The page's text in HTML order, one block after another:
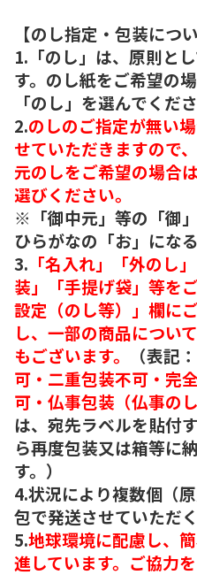
【のし指定・包装につい
1.「のし」は、原則と
す。のし紙をご希望の
「のし」を選んでくださ
2.のしのご指定が無い
せていただきますので
元のしをご希望の場合
選びください。
※「御中元」等の「御
ひらがなの「お」にな
3. 「名入れ」「外のし
装」「手提げ袋」等を
設定（のし等）」欄に
し、一部の商品につい
もございます。
（表記：
可・二重包装不可・完
可・仏事包装（仏事のし
は、宛先ラベルを貼付
ら再度包装又は箱等に
す。）
4.状況により複数個（
包で発送させていただ
5.地球環境に配慮し、
進しています。ご協力